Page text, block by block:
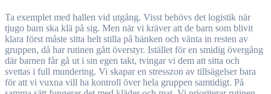
Ta exemplet med hallen vid utgång. Visst behövs det logistik när
tjugo barn ska klä på sig. Men när vi kräver att de barn som blivit
klara först måste sitta helt stilla på bänken och vänta in resten av
gruppen, då har rutinen gått överstyr. Istället för en smidig övergång
där barnen får gå ut i sin egen takt, tvingar vi dem att sitta och
svettas i full mundering. Vi skapar en stresszon av tillsägelser bara
för att vi vuxna vill ha kontroll över hela gruppen samtidigt. På